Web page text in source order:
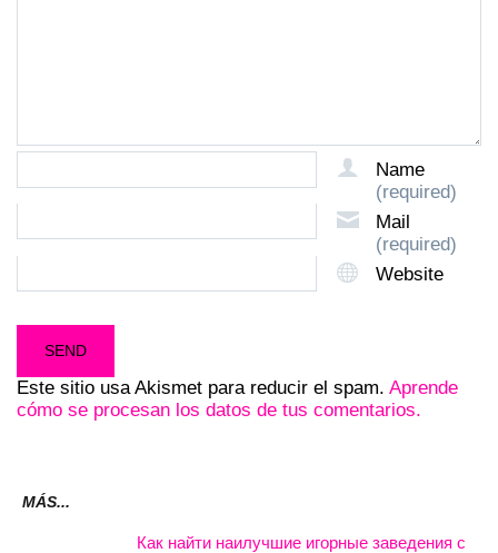
Name
(required)
Mail
(required)
Website
Este sitio usa Akismet para reducir el spam. Aprende
cómo se procesan los datos de tus comentarios.
MÁS...
Как найти наилучшие игорные заведения с